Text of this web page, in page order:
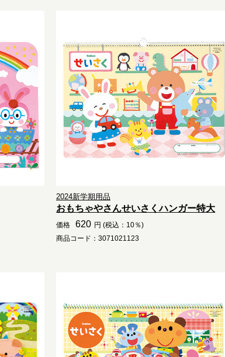
2024新学期用品
おもちゃやさんせいさくハンガー特大
価格 620 円 (税込：10％)
商品コード：3071021123